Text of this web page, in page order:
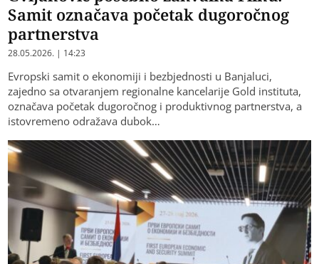
Samit označava početak dugoročnog
partnerstva
28.05.2026. | 14:23
Evropski samit o ekonomiji i bezbjednosti u Banjaluci,
zajedno sa otvaranjem regionalne kancelarije Gold instituta,
označava početak dugoročnog i produktivnog partnerstva, a
istovremeno odražava dubok…